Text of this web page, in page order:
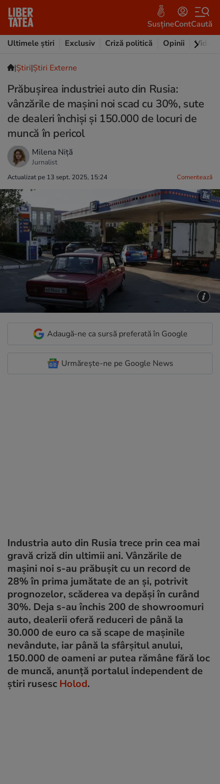
SusțineContCaută
Ultimele știri
Exclusiv Criză politică Opinii Video
|Ştiri|Știri Externe
Prăbușirea industriei auto din Rusia:
vânzările de mașini noi scad cu 30%, sute
de dealeri închiși și 150.000 de locuri de
muncă în pericol
Milena Niță
Jurnalist
Actualizat pe 13 sept. 2025, 15:24 Comentează
Adaugă-ne ca sursă preferată în Google
Urmărește-ne pe Google News
Industria auto din Rusia trece prin cea mai
gravă criză din ultimii ani. Vânzările de
mașini noi s-au prăbușit cu un record de
28% în prima jumătate de an și, potrivit
prognozelor, scăderea va depăși în curând
30%. Deja s-au închis 200 de showroomuri
auto, dealerii oferă reduceri de până la
30.000 de euro ca să scape de mașinile
nevândute, iar până la sfârșitul anului,
150.000 de oameni ar putea rămâne fără loc
de muncă, anunță portalul independent de
știri rusesc Holod.